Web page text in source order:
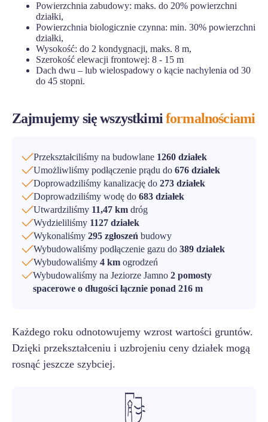
Powierzchnia zabudowy: maks. do 20% powierzchni
działki,
Powierzchnia biologicznie czynna: min. 30% powierzchni
działki,
Wysokość: do 2 kondygnacji, maks. 8 m,
Szerokość elewacji frontowej: 8 - 15 m
Dach dwu – lub wielospadowy o kącie nachylenia od 30
do 45 stopni.
Zajmujemy się wszystkimiformalnościami
Przekształciliśmy na budowlane 1260 działek
Umożliwliśmy podłączenie prądu do 676 działek
Doprowadziliśmy kanalizację do 273 działek
Doprowadziliśmy wodę do 683 działek
Utwardziliśmy 11,47 km dróg
Wydzieliliśmy 1127 działek
Wykonaliśmy 295 zgłoszeń budowy
Wybudowaliśmy podłączenie gazu do 389 działek
Wybudowaliśmy 4 km ogrodzeń
Wybudowaliśmy na Jeziorze Jamno 2 pomosty
spacerowe o długości łącznie ponad 216 m
Każdego roku odnotowujemy wzrost wartości gruntów.
Dzięki przekształceniu i uzbrojeniu ceny działek mogą
rosnąć jeszcze szybciej.